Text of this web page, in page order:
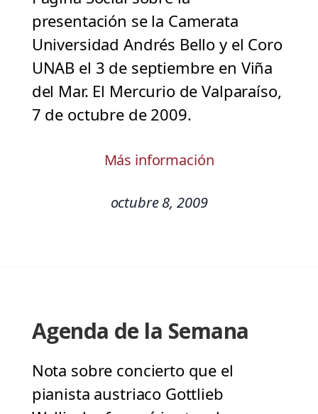
presentación se la Camerata
Universidad Andrés Bello y el Coro
UNAB el 3 de septiembre en Viña
del Mar. El Mercurio de Valparaíso,
7 de octubre de 2009.
Más información
octubre 8, 2009
Agenda de la Semana
Nota sobre concierto que el
pianista austriaco Gottlieb